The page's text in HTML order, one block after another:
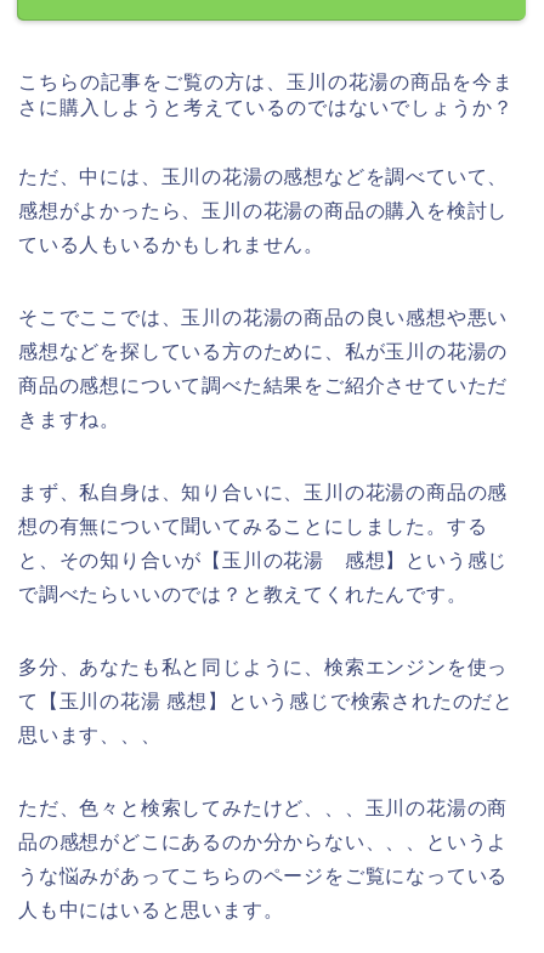
こちらの記事をご覧の方は、玉川の花湯の商品を今ま
さに購入しようと考えているのではないでしょうか？
ただ、中には、玉川の花湯の感想などを調べていて、
感想がよかったら、玉川の花湯の商品の購入を検討し
ている人もいるかもしれません。
そこでここでは、玉川の花湯の商品の良い感想や悪い
感想などを探している方のために、私が玉川の花湯の
商品の感想について調べた結果をご紹介させていただ
きますね。
まず、私自身は、知り合いに、玉川の花湯の商品の感
想の有無について聞いてみることにしました。する
と、その知り合いが【玉川の花湯 感想】という感じ
で調べたらいいのでは？と教えてくれたんです。
多分、あなたも私と同じように、検索エンジンを使っ
て【玉川の花湯 感想】という感じで検索されたのだと
思います、、、
ただ、色々と検索してみたけど、、、玉川の花湯の商
品の感想がどこにあるのか分からない、、、というよ
うな悩みがあってこちらのページをご覧になっている
人も中にはいると思います。